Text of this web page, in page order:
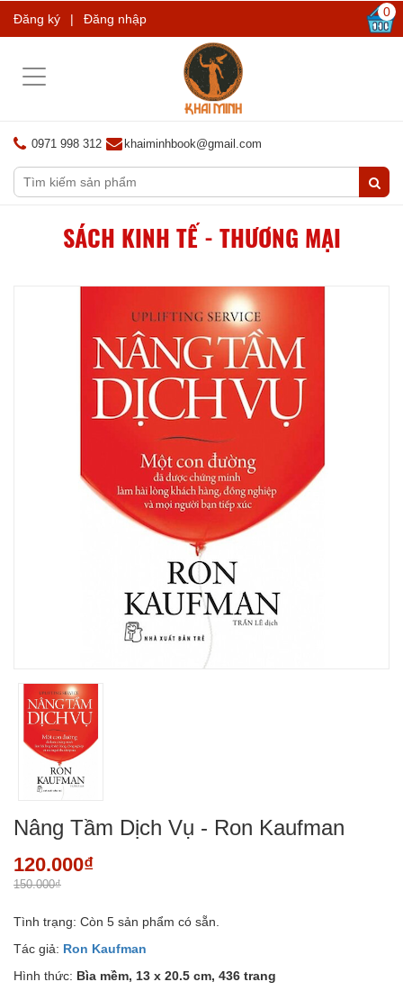
Đăng ký | Đăng nhập 0
Toggle
0971 998 312 khaiminhbook@gmail.com
SÁCH KINH TẾ - THƯƠNG MẠI
Nâng Tầm Dịch Vụ - Ron Kaufman
120.000₫
150.000₫
Tình trạng: Còn 5 sản phẩm có sẵn.
Tác giả: Ron Kaufman
Hình thức: Bìa mềm, 13 x 20.5 cm, 436 trang